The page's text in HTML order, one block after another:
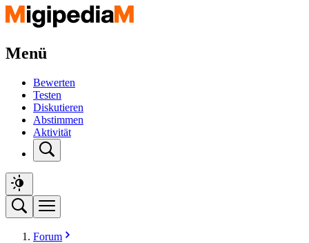
Menü
Bewerten
Testen
Diskutieren
Abstimmen
Aktivität
Forum